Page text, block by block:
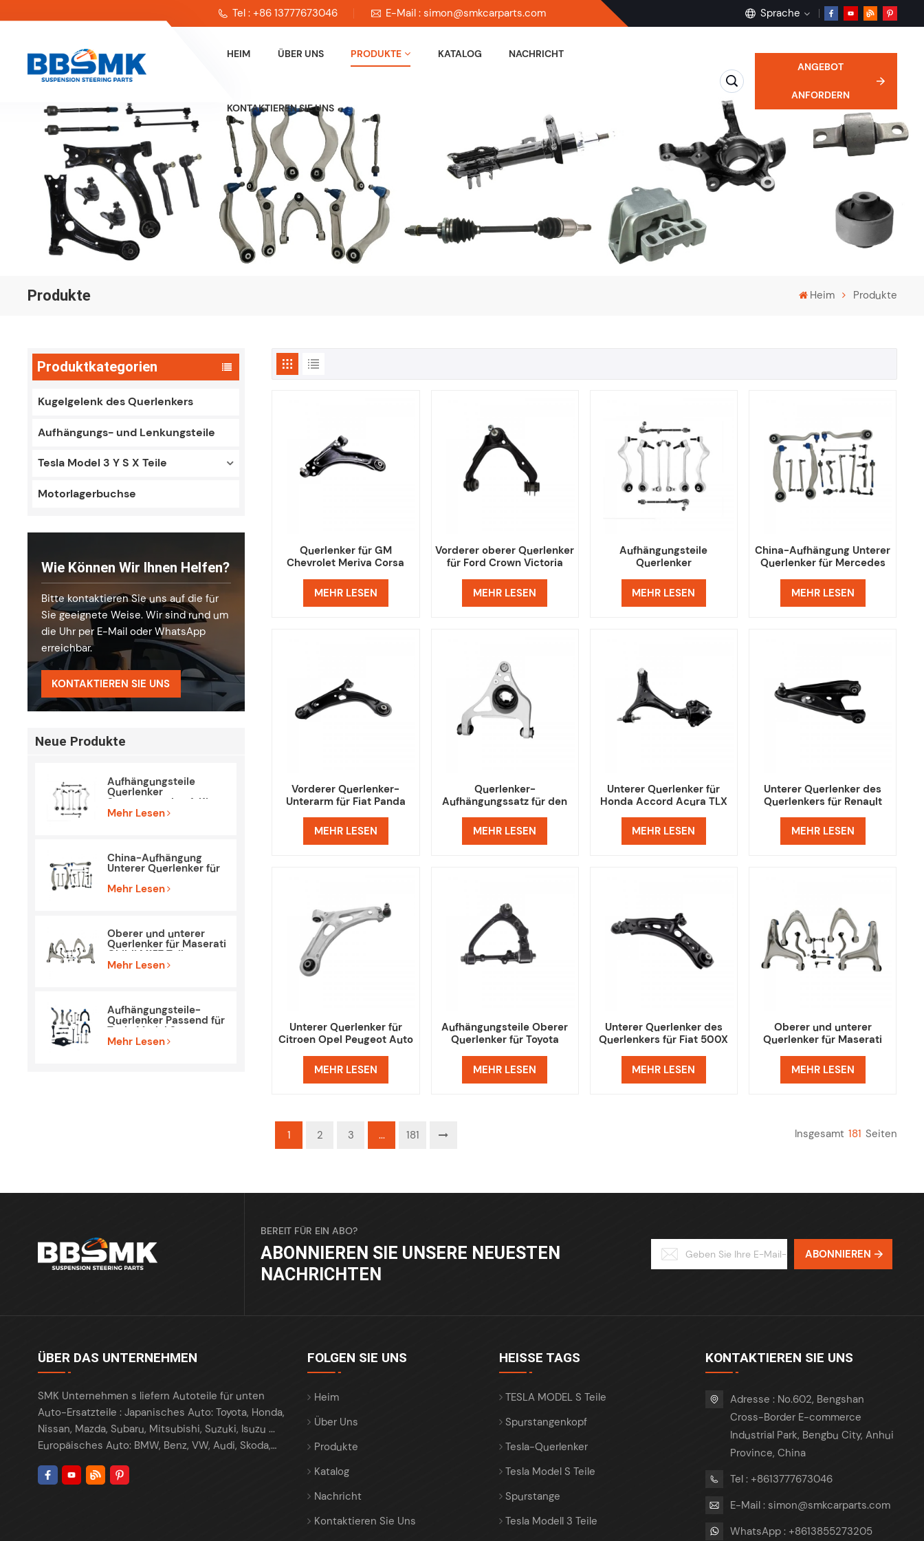
Tel : +86 13777673046 E-Mail : simon@smkcarparts.com Sprache
English
français
Deutsch
русский
HEIM ÜBER UNS PRODUKTE KATALOG NACHRICHT
KONTAKTIEREN SIE UNS
ANGEBOT
ANFORDERN
Produkte Heim Produkte
Produktkategorien
Kugelgelenk des Querlenkers
Aufhängungs- und Lenkungsteile
Tesla Model 3 Y S X Teile
Motorlagerbuchse
Wie Können Wir Ihnen Helfen?
Bitte kontaktieren Sie uns auf die für
Sie geeignete Weise. Wir sind rund um
die Uhr per E-Mail oder WhatsApp
erreichbar.
KONTAKTIEREN SIE UNS
Neue Produkte
Aufhängungsteile
Querlenker
Spurstangenkopf-Kit
für BMW E90 E84
Mehr Lesen
China-Aufhängung
Unterer Querlenker für
S212
Mehr Lesen
Oberer und unterer
Querlenker für Maserati
Ghibli M157 Teile
Mehr Lesen
Aufhängungsteile-
Querlenker Passend für
Tesla Model 3
Mehr Lesen
Querlenker für GM
Chevrolet Meriva Corsa
MEHR LESEN
Vorderer oberer Querlenker
für Ford Crown Victoria
MEHR LESEN
Aufhängungsteile
Querlenker
BMW E90 E84
MEHR LESEN
China-Aufhängung Unterer
Querlenker für Mercedes
MEHR LESEN
Vorderer Querlenker-
Unterarm für Fiat Panda
MEHR LESEN
Querlenker-
Aufhängungssatz für den
Dodge Ram 1500
MEHR LESEN
Unterer Querlenker für
Honda Accord Acura TLX
MEHR LESEN
Unterer Querlenker des
Querlenkers für Renault
MEHR LESEN
Unterer Querlenker für
Citroen Opel Peugeot Auto
MEHR LESEN
Aufhängungsteile Oberer
Querlenker für Toyota
MEHR LESEN
Unterer Querlenker des
Querlenkers für Fiat 500X
MEHR LESEN
Oberer und unterer
Querlenker für Maserati
MEHR LESEN
1 2 3 ... 181 Insgesamt 181 Seiten
BEREIT FÜR EIN ABO?
ABONNIEREN SIE UNSERE NEUESTEN
NACHRICHTEN
ABONNIEREN
ÜBER DAS UNTERNEHMEN
SMK Unternehmen s liefern Autoteile für unten
Auto-Ersatzteile : Japanisches Auto: Toyota, Honda,
Nissan, Mazda, Subaru, Mitsubishi, Suzuki, Isuzu ...
Europäisches Auto: BMW, Benz, VW, Audi, Skoda,
Opel, Land Rover ... Amerikanisches Auto: Tesla,
FOLGEN SIE UNS
Heim
Über Uns
Produkte
Katalog
Nachricht
Kontaktieren Sie Uns
HEISSE TAGS
TESLA MODEL S Teile
Spurstangenkopf
Tesla-Querlenker
Tesla Model S Teile
Spurstange
Tesla Modell 3 Teile
KONTAKTIEREN SIE UNS
Adresse : No.602, Bengshan
Cross-Border E-commerce
Industrial Park, Bengbu City, Anhui
Province, China
Tel : +8613777673046
E-Mail : simon@smkcarparts.com
WhatsApp : +8613855273205